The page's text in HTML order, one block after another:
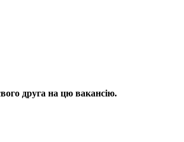
друга на цю вакансію.